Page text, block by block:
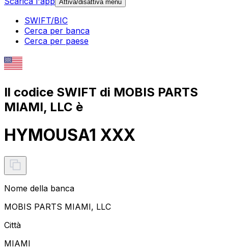
Attiva/disattiva menu
SWIFT/BIC
Cerca per banca
Cerca per paese
Il codice SWIFT di MOBIS PARTS
MIAMI, LLC è
HYMOUSA1 XXX
Nome della banca
MOBIS PARTS MIAMI, LLC
Città
MIAMI